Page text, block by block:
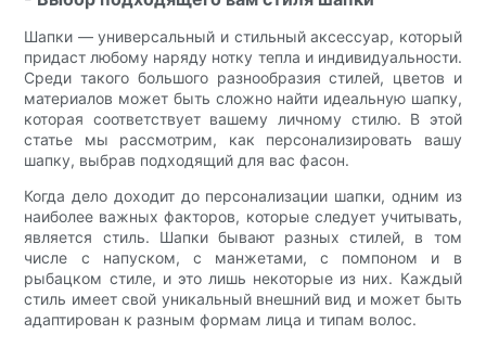
Шапки — универсальный и стильный аксессуар, который
придаст любому наряду нотку тепла и индивидуальности.
Среди такого большого разнообразия стилей, цветов и
материалов может быть сложно найти идеальную шапку,
которая соответствует вашему личному стилю. В этой
статье мы рассмотрим, как персонализировать вашу
шапку, выбрав подходящий для вас фасон.
Когда дело доходит до персонализации шапки, одним из
наиболее важных факторов, которые следует учитывать,
является стиль. Шапки бывают разных стилей, в том
числе с напуском, с манжетами, с помпоном и в
рыбацком стиле, и это лишь некоторые из них. Каждый
стиль имеет свой уникальный внешний вид и может быть
адаптирован к разным формам лица и типам волос.